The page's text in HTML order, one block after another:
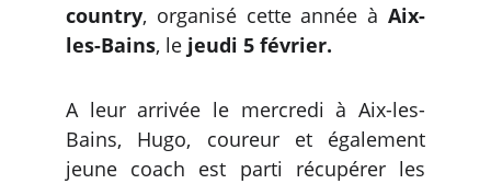
country, organisé cette année à Aix-
les-Bains, le jeudi 5 février.
A leur arrivée le mercredi à Aix-les-
Bains, Hugo, coureur et également
jeune coach est parti récupérer les